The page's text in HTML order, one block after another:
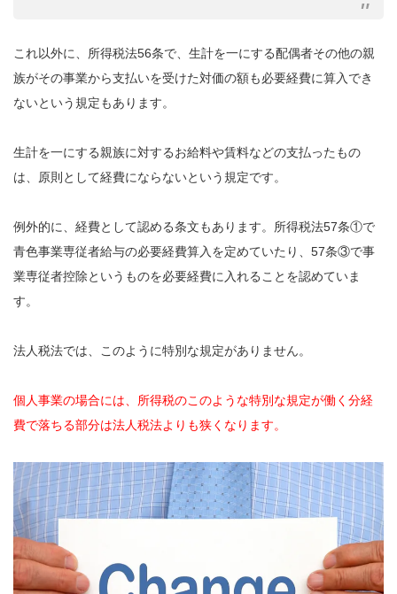
これ以外に、所得税法56条で、生計を一にする配偶者その他の親
族がその事業から支払いを受けた対価の額も必要経費に算入でき
ないという規定もあります。
生計を一にする親族に対するお給料や賃料などの支払ったもの
は、原則として経費にならないという規定です。
例外的に、経費として認める条文もあります。所得税法57条①で
青色事業専従者給与の必要経費算入を定めていたり、57条③で事
業専従者控除というものを必要経費に入れることを認めていま
す。
法人税法では、このように特別な規定がありません。
個人事業の場合には、所得税のこのような特別な規定が働く分経
費で落ちる部分は法人税法よりも狭くなります。